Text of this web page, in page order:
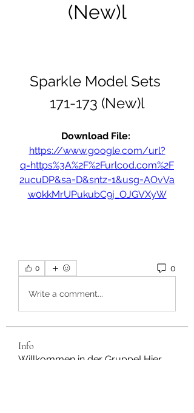
(New)l
Sparkle Model Sets
171-173 (New)l
https://www.google.com/url?
q=https%3A%2F%2Furlcod.com%2F
2ucuDP&sa=D&sntz=1&usg=AOvVa
w0kkMrUPukubC9j_OJGVXyW
0 0
Write a comment...
Info
Willkommen in der Gruppe! Hier